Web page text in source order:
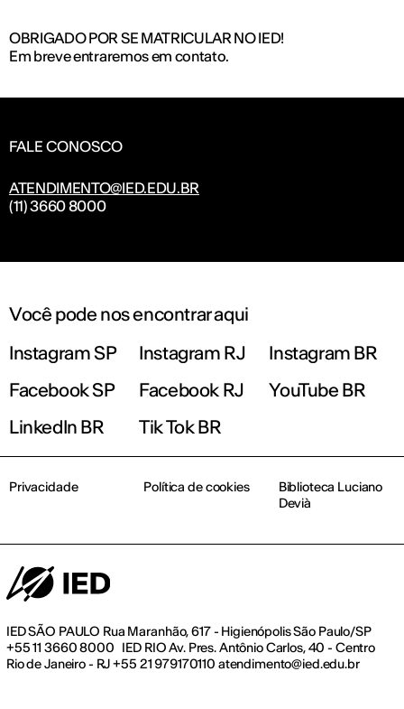
OBRIGADO POR SE MATRICULAR NO IED!
Em breve entraremos em contato.
FALE CONOSCO
ATENDIMENTO@IED.EDU.BR
(11) 3660 8000
Você pode nos encontrar aqui
Instagram SP
Instagram RJ
Instagram BR
Facebook SP
Facebook RJ
YouTube BR
LinkedIn BR
Tik Tok BR
IED SÃO PAULO Rua Maranhão, 617 - Higienópolis São Paulo/SP
+55 11 3660 8000 IED RIO Av. Pres. Antônio Carlos, 40 - Centro
Rio de Janeiro - RJ +55 21 979170110 atendimento@ied.edu.br
Privacidade Política de cookies
Biblioteca Luciano
Devià